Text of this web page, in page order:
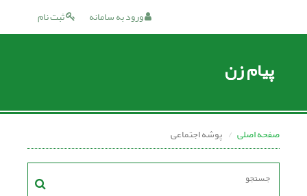
ثبت نام ورود به سامانه
پیام زن
صفحه اصلی پوشه اجتماعی